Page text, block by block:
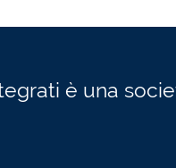
è una